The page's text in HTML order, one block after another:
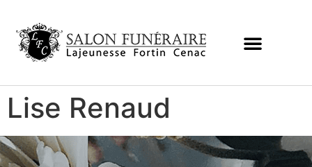
Lise Renaud